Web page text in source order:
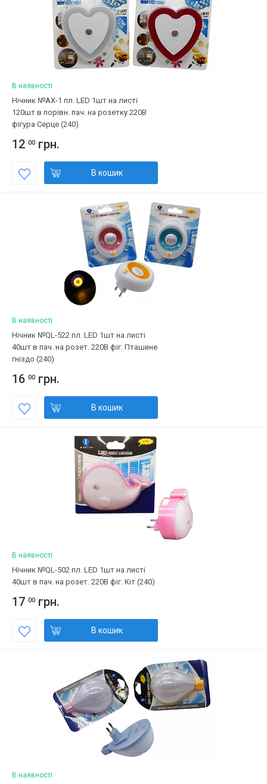
В наявності
Нічник №АХ-1 пл. LED 1шт на листі
120шт в порівн. пач. на розетку 220В
фігура Серце (240)
12 00 грн.
В кошик
В наявності
Нічник №QL-522 пл. LED 1шт на листі
40шт в пач. на розет. 220В фіг. Пташине
гніздо (240)
16 00 грн.
В кошик
В наявності
Нічник №QL-502 пл. LED 1шт на листі
40шт в пач. на розет. 220В фіг. Кіт (240)
17 00 грн.
В кошик
В наявності